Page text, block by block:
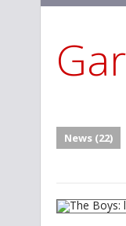
STAR TREK:
News (22)